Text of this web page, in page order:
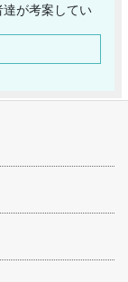
が考案してい
います。フガ
は存在してい
のです。三嶋
し、その後は
年大阪生まれ。
ヨウジヤマモ
ンドへと生か
ンドです。